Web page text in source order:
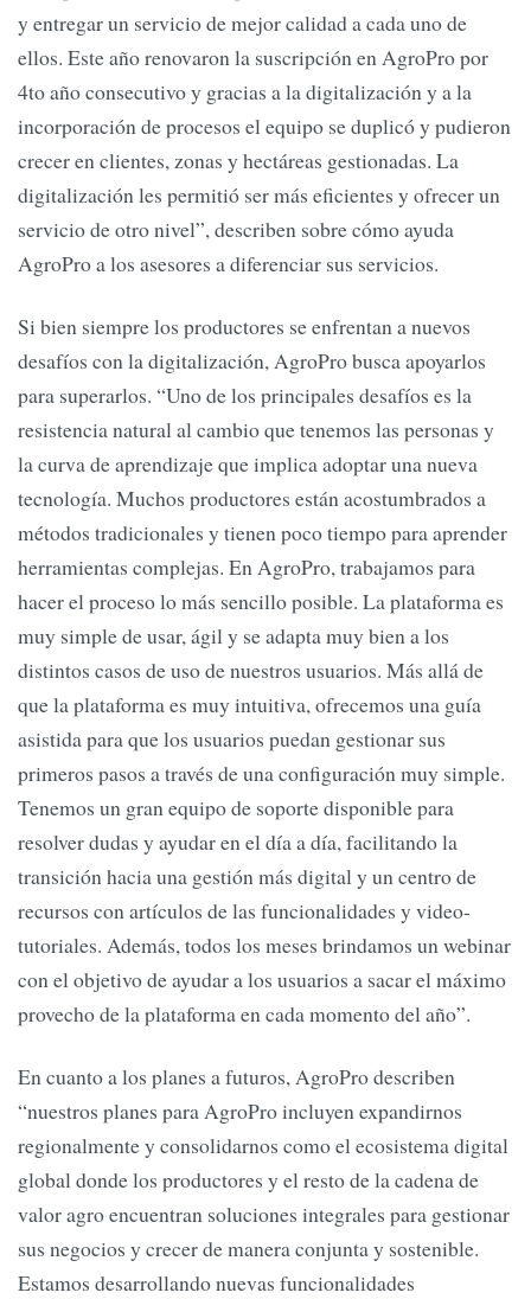
y entregar un servicio de mejor calidad a cada uno de
ellos. Este año renovaron la suscripción en AgroPro por
4to año consecutivo y gracias a la digitalización y a la
incorporación de procesos el equipo se duplicó y pudieron
crecer en clientes, zonas y hectáreas gestionadas. La
digitalización les permitió ser más eficientes y ofrecer un
servicio de otro nivel”, describen sobre cómo ayuda
AgroPro a los asesores a diferenciar sus servicios.
Si bien siempre los productores se enfrentan a nuevos
desafíos con la digitalización, AgroPro busca apoyarlos
para superarlos. “Uno de los principales desafíos es la
resistencia natural al cambio que tenemos las personas y
la curva de aprendizaje que implica adoptar una nueva
tecnología. Muchos productores están acostumbrados a
métodos tradicionales y tienen poco tiempo para aprender
herramientas complejas. En AgroPro, trabajamos para
hacer el proceso lo más sencillo posible. La plataforma es
muy simple de usar, ágil y se adapta muy bien a los
distintos casos de uso de nuestros usuarios. Más allá de
que la plataforma es muy intuitiva, ofrecemos una guía
asistida para que los usuarios puedan gestionar sus
primeros pasos a través de una configuración muy simple.
Tenemos un gran equipo de soporte disponible para
resolver dudas y ayudar en el día a día, facilitando la
transición hacia una gestión más digital y un centro de
recursos con artículos de las funcionalidades y video-
tutoriales. Además, todos los meses brindamos un webinar
con el objetivo de ayudar a los usuarios a sacar el máximo
provecho de la plataforma en cada momento del año”.
En cuanto a los planes a futuros, AgroPro describen
“nuestros planes para AgroPro incluyen expandirnos
regionalmente y consolidarnos como el ecosistema digital
global donde los productores y el resto de la cadena de
valor agro encuentran soluciones integrales para gestionar
sus negocios y crecer de manera conjunta y sostenible.
Estamos desarrollando nuevas funcionalidades